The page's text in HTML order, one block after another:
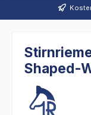
Shaped-